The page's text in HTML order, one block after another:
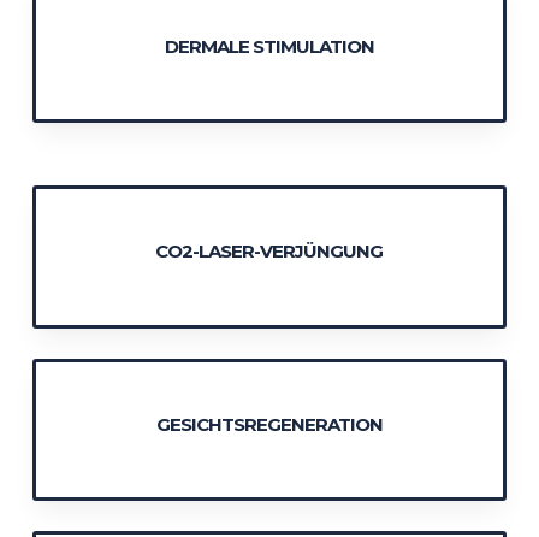
DERMALE STIMULATION
CO2-LASER-VERJÜNGUNG
GESICHTSREGENERATION